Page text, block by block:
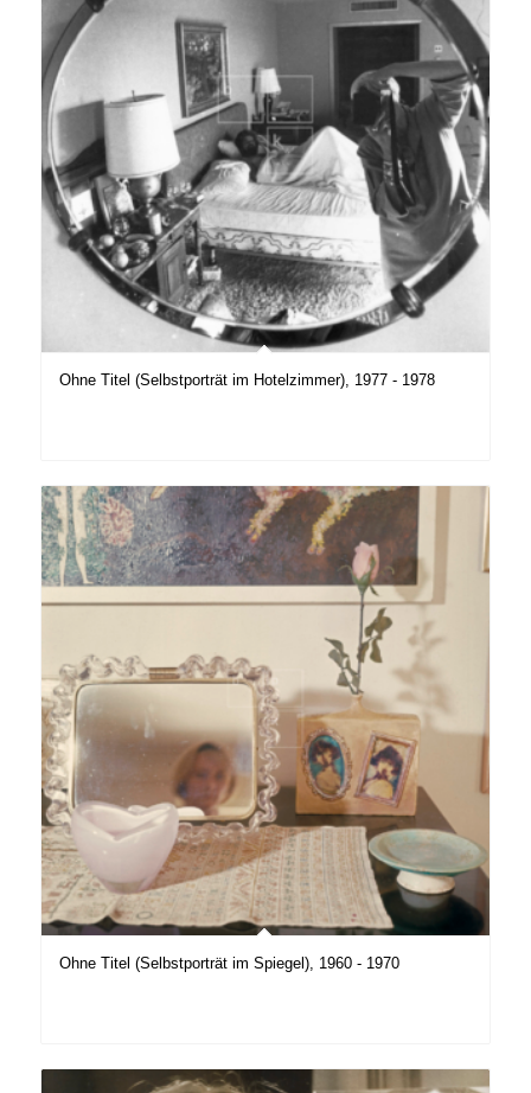
Ohne Titel (Selbstporträt im Hotelzimmer), 1977 - 1978
Ohne Titel (Selbstporträt im Spiegel), 1960 - 1970